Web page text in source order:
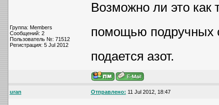
Группа: Members
Сообщений: 2
Пользователь №: 71512
Регистрация: 5 Jul 2012
Возможно ли это как
помощью подручных
подается азот.
uran Отправлено: 11 Jul 2012, 18:47